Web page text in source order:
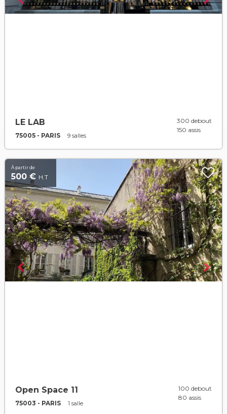
LE LAB
75005 - PARIS 9 salles
300 debout
150 assis
À partir de
500 € H.T
Open Space 11
75003 - PARIS 1 salle
100 debout
80 assis